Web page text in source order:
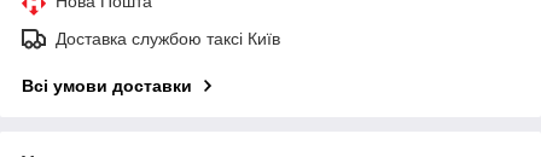
Доставка службою таксі Київ
Всі умови доставки